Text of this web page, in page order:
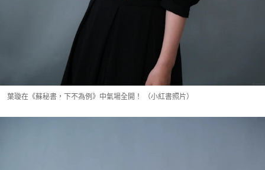
葉璇在《蘇秘書，下不為例》中氣場全開！ （小紅書照片）